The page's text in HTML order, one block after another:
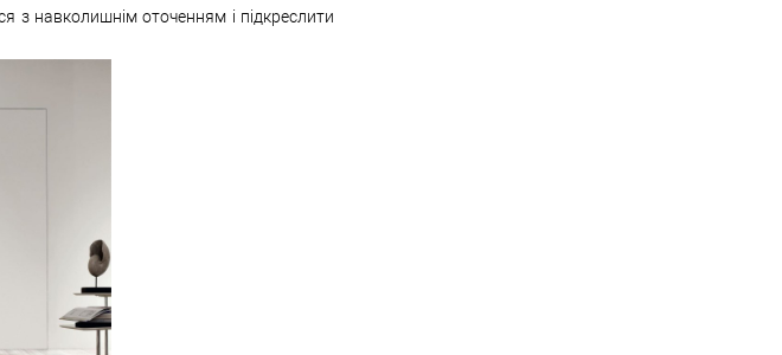
з навколишнім оточенням і підкреслити